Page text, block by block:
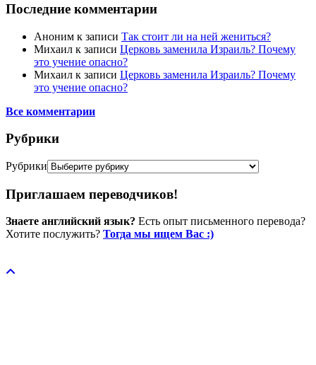
Последние комментарии
Аноним к записи Так стоит ли на ней жениться?
Михаил к записи Церковь заменила Израиль? Почему
это учение опасно?
Михаил к записи Церковь заменила Израиль? Почему
это учение опасно?
Все комментарии
Рубрики
Рубрики
Приглашаем переводчиков!
Знаете английский язык? Есть опыт письменного перевода?
Хотите послужить? Тогда мы ищем Вас :)